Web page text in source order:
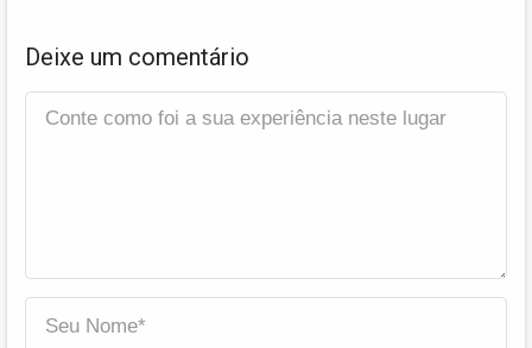
Deixe um comentário